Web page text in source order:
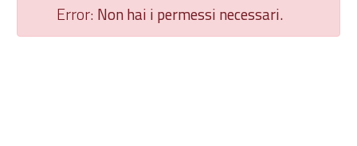
Error: Non hai i permessi necessari.